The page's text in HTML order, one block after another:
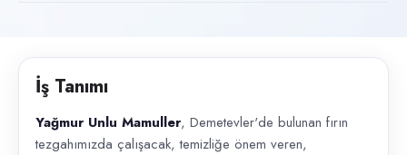
Yağmur Unlu Mamuller , Demetevler'de bulunan fırın
İş Tanımı
Yağmur Unlu Mamuller, Demetevler'de bulunan fırın
tezgahımızda çalışacak, temizliğe önem veren,